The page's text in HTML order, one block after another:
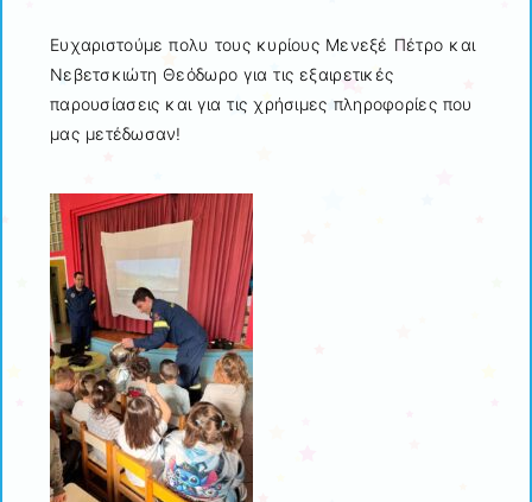
Ευχαριστούμε πολυ τους κυρίους Μενεξέ Πέτρο και
Νεβετσκιώτη Θεόδωρο για τις εξαιρετικές
παρουσίασεις και για τις χρήσιμες πληροφορίες που
μας μετέδωσαν!